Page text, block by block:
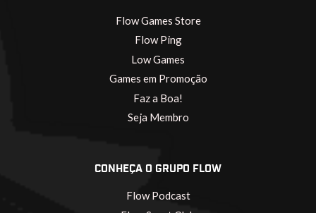
Flow Games Store
Flow Ping
Low Games
Games em Promoção
Faz a Boa!
Seja Membro
CONHEÇA O GRUPO FLOW
Flow Podcast